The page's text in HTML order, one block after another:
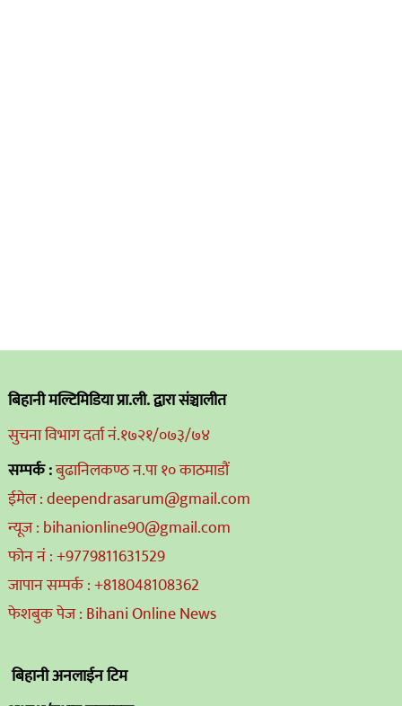
बिहानी मल्टिमिडिया प्रा.ली. द्वारा संञ्चालीत
सुचना विभाग दर्ता नं.१७२१/०७३/७४
सम्पर्क :बुढानिलकण्ठ न.पा १० काठमाडौं
ईमेल : deependrasarum@gmail.com
न्यूज : bihanionline90@gmail.com
फोन नं : +9779811631529
जापान सम्पर्क : +818048108362
फेशबुक पेज : Bihani Online News
बिहानी अनलाईन टिम